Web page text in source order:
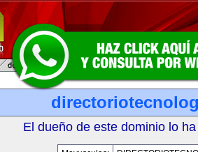
El dueño de este dominio lo